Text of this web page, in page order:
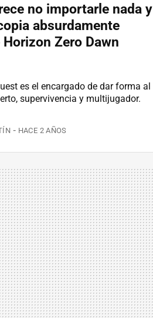
no importarle nada y
absurdamente
Zero Dawn
es el encargado de dar forma al
supervivencia y multijugador.
HACE 2 AÑOS